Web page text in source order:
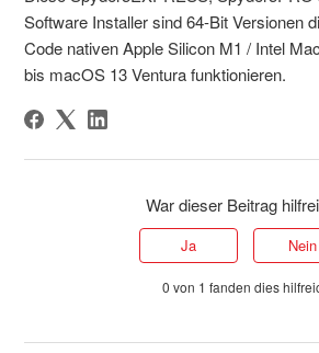
Software Installer sind 64-Bit Versionen
Code nativen Apple Silicon M1 / Intel
bis macOS 13 Ventura funktionieren.
War dieser Beitrag
Ja Nein
0 von 1 fanden dies